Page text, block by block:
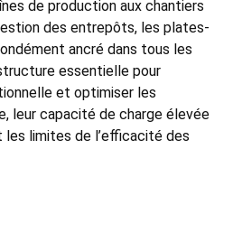
de production aux chantiers
des entrepôts, les plates-
ancré dans tous les
essentielle pour
et optimiser les
leur capacité de charge élevée
limites de l’efficacité des